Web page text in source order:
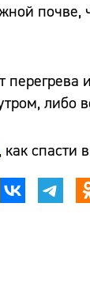
почве,
либо
, как спасти